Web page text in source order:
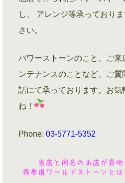
し、 アレンジ等承っており
さい。
パワーストーンのこと、ご来
ンテナンスのことなど、ご
話にて承っております。お気
ね！
Phone: 03-5771-5352